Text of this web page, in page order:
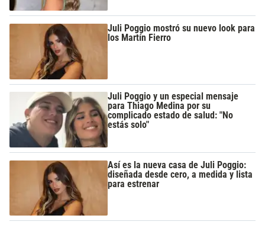
Juli Poggio mostró su nuevo look para
los Martín Fierro
Juli Poggio y un especial mensaje
para Thiago Medina por su
complicado estado de salud: "No
estás solo"
Así es la nueva casa de Juli Poggio:
diseñada desde cero, a medida y lista
para estrenar